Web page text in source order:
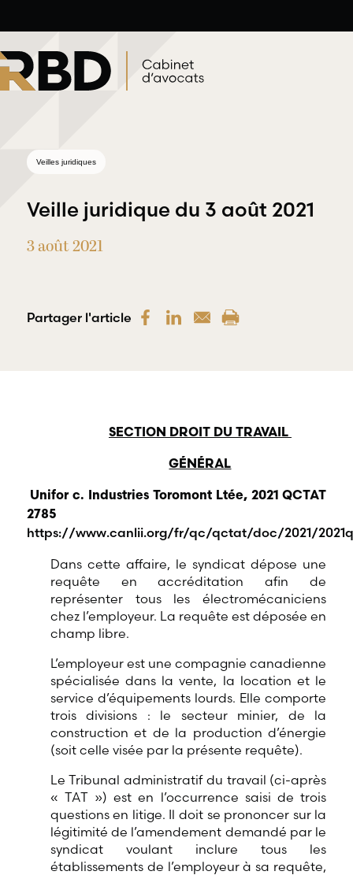
au
contenu
l’emploi
dans tous les
du travail et de
l’emploi.
et
salariés et de
œuvrant dans
d’emploi.
Veilles juridiques
Veille juridique du 3 août 2021
3 août 2021
Partager l'article
SECTION DROIT DU TRAVAIL
GÉNÉRAL
Unifor c. Industries Toromont Ltée, 2021 QCTAT
2785
https://www.canlii.org/fr/qc/qctat/doc/2021/
Dans cette affaire, le syndicat dépose une
requête en accréditation afin de
représenter tous les électromécaniciens
chez l’employeur. La requête est déposée en
champ libre.
L’employeur est une compagnie canadienne
spécialisée dans la vente, la location et le
service d’équipements lourds. Elle comporte
trois divisions : le secteur minier, de la
construction et de la production d’énergie
(soit celle visée par la présente requête).
Le Tribunal administratif du travail (ci-après
« TAT ») est en l’occurrence saisi de trois
questions en litige. Il doit se prononcer sur la
légitimité de l’amendement demandé par le
syndicat voulant inclure tous les
établissements de l’employeur à sa requête,